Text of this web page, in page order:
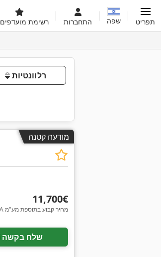
רשימת מועדפים התחברות שפה תפריט
רלוונטיות
מודעה קטנה
‏11,700 ‏€
FCA מחיר קבוע בתוספת מע"מ
שלח בקשה